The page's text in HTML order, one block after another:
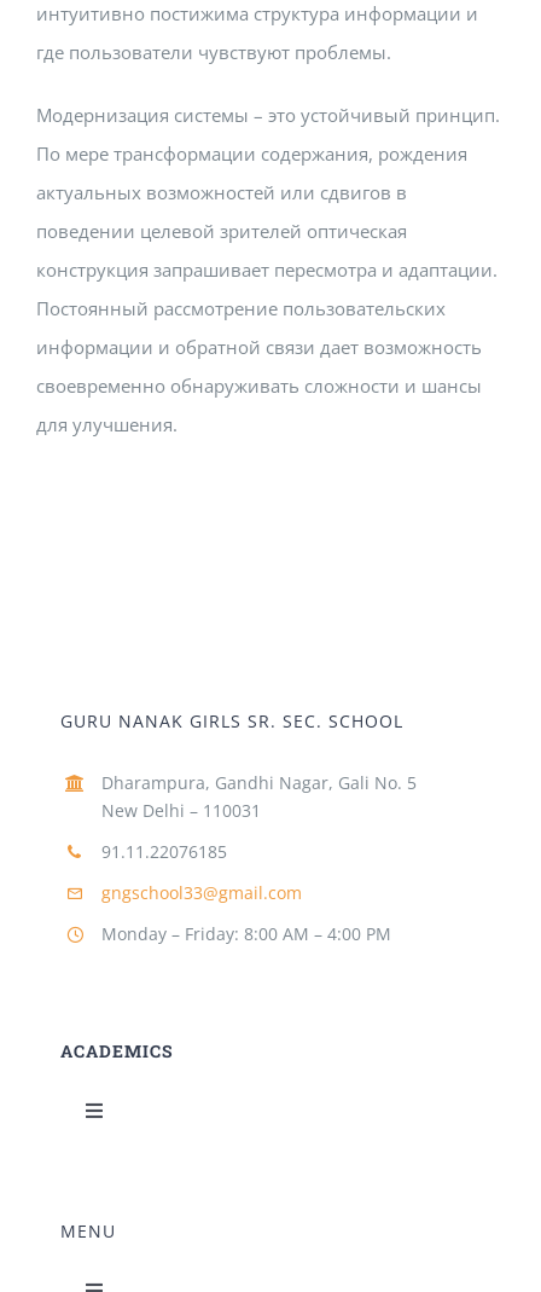
интуитивно постижима структура информации и
где пользователи чувствуют проблемы.
Модернизация системы – это устойчивый принцип.
По мере трансформации содержания, рождения
актуальных возможностей или сдвигов в
поведении целевой зрителей оптическая
конструкция запрашивает пересмотра и адаптации.
Постоянный рассмотрение пользовательских
информации и обратной связи дает возможность
своевременно обнаруживать сложности и шансы
для улучшения.
GURU NANAK GIRLS SR. SEC. SCHOOL
Dharampura, Gandhi Nagar, Gali No. 5
New Delhi – 110031
91.11.22076185
gngschool33@gmail.com
Monday – Friday: 8:00 AM – 4:00 PM
ACADEMICS
Toggle
MENU